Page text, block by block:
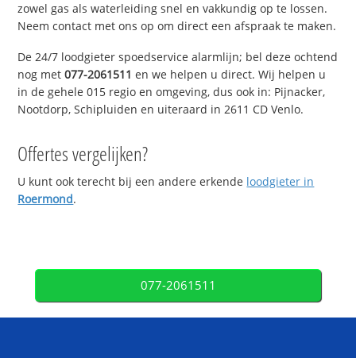
zowel gas als waterleiding snel en vakkundig op te lossen.
Neem contact met ons op om direct een afspraak te maken.
De 24/7 loodgieter spoedservice alarmlijn; bel deze ochtend
nog met077-2061511 en we helpen u direct. Wij helpen u
in de gehele 015 regio en omgeving, dus ook in: Pijnacker,
Nootdorp, Schipluiden en uiteraard in 2611 CD Venlo.
Offertes vergelijken?
U kunt ook terecht bij een andere erkende loodgieter in
Roermond.
077-2061511